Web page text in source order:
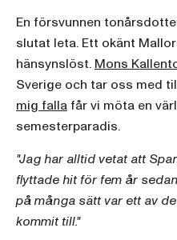
En försvunnen
slutat leta. Ett okänt
hänsynslöst. Mons
Sverige och tar oss med
mig falla får vi möta en
semesterparadis.
"Jag har alltid vetat att
flyttade hit för fem år
på många sätt var ett av
kommit till."